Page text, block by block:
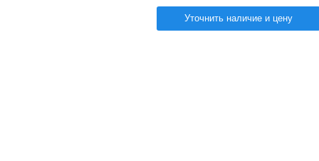
Уточнить наличие и цену